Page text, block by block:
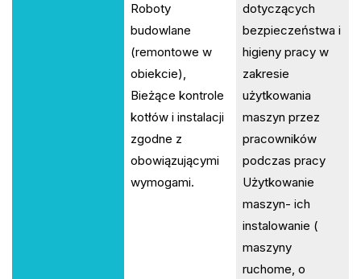
Roboty
budowlane
(remontowe w
obiekcie),
Bieżące kontrole
kotłów i instalacji
zgodne z
obowiązującymi
wymogami.
dotyczących
bezpieczeństwa i
higieny pracy w
zakresie
użytkowania
maszyn przez
pracowników
podczas pracy
Użytkowanie
maszyn- ich
instalowanie (
maszyny
ruchome, o